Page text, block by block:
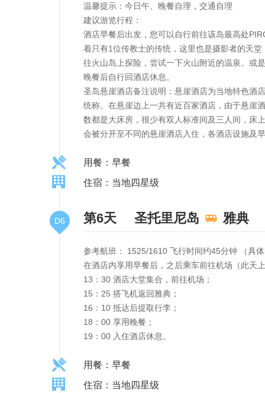
温馨提示：今日午、晚餐自理，交通自理
建议游览行程：
酒店早餐后出发，您可以自行前往该岛最高处
着只有1位传教士的传统，这里也是摄影者的天
往火山岛上探险，尝试一下火山附近的温泉。或
晚餐后自行回酒店休息。
圣岛悬崖酒店备注说明：悬崖酒店为当地特色酒
统称。在悬崖边上一共有近百家酒店，由于悬崖
数都是大床房，很少有双人标准间及三人间，床
会被分开至不同的悬崖酒店入住，各酒店设施及
用餐：早餐
住宿：当地四星级
D6 第6天 圣托里尼岛 雅典
参考航班： 1525/1610 飞行时间约45分钟 （具
在酒店内享用早餐后，之后乘车前往机场（此天
13：30 酒店大堂集合，前往机场；
15：25 搭飞机返回雅典；
16：10 抵达后提取行李；
18：00 享用晚餐；
19：00 入住酒店休息。
用餐：早餐
住宿：当地四星级